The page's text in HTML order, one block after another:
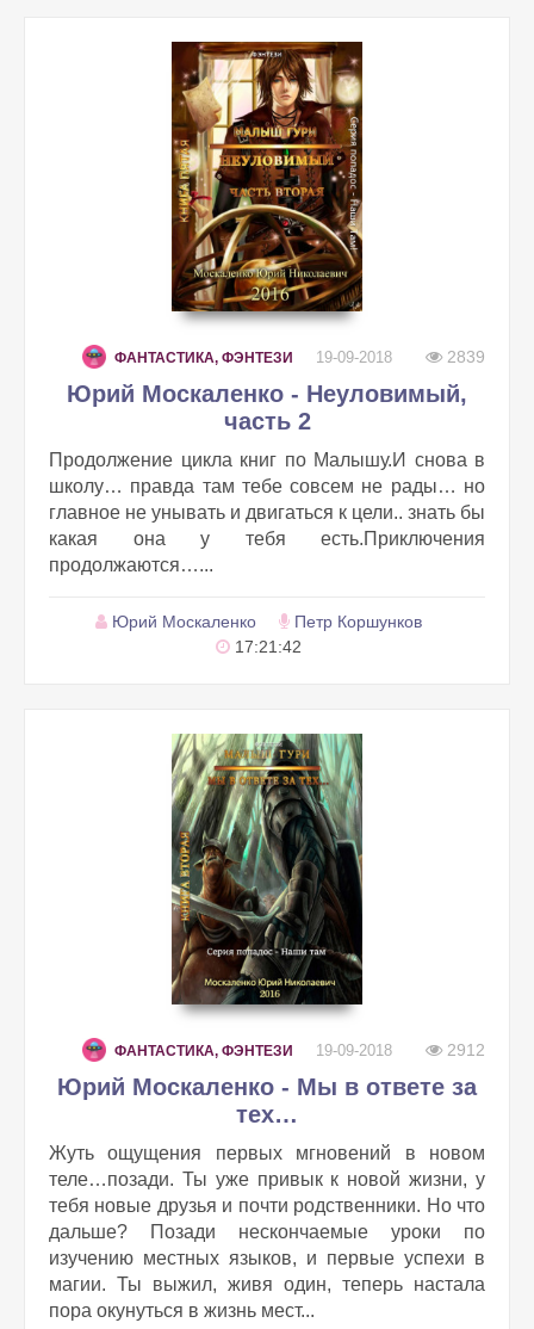
ФАНТАСТИКА, ФЭНТЕЗИ 19-09-2018 2839
Юрий Москаленко - Неуловимый,
часть 2
Продолжение цикла книг по Малышу.И снова в
школу… правда там тебе совсем не рады… но
главное не унывать и двигаться к цели.. знать бы
какая она у тебя есть.Приключения
продолжаются…...
Юрий Москаленко
Петр Коршунков
17:21:42
ФАНТАСТИКА, ФЭНТЕЗИ 19-09-2018 2912
Юрий Москаленко - Мы в ответе за
тех…
Жуть ощущения первых мгновений в новом
теле…позади. Ты уже привык к новой жизни, у
тебя новые друзья и почти родственники. Но что
дальше? Позади нескончаемые уроки по
изучению местных языков, и первые успехи в
магии. Ты выжил, живя один, теперь настала
пора окунуться в жизнь мест...